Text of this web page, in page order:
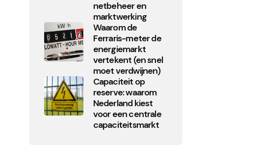
netbeheer en
marktwerking
Waarom de
Ferraris-meter de
energiemarkt
vertekent (en snel
moet verdwijnen)
Capaciteit op
reserve: waarom
Nederland kiest
voor een centrale
capaciteitsmarkt